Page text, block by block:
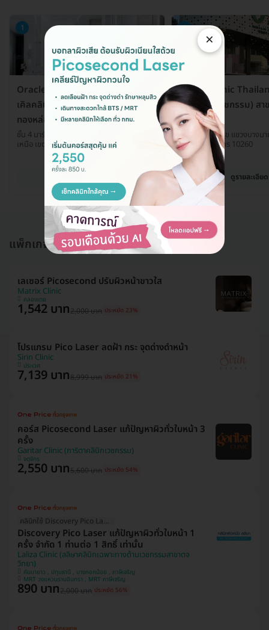
1
Oracle Clinic Thailand (โอรา
เคิลคลินิกเวชกรรม) สาขา
ทองหล่อ
ชั้น 4 มาร์เช่ 150 ถ. ทองหล่อ แขวงคลองตัน
เหนือ เขตวัฒนา กรุงเทพมหานคร 10110
2
Oracle Clinic
เคิลคลินิกเวชกรรม) สา
อุดมสุข
152 ซ. 5 อุดมสุข แขวงบางน
กรุงเทพมหานคร 10260
ดูรายละเอียด
แพ็กเกจอื่นใน โปรแกรมทำ Pico Laser
เลเซอร์ Picosecond ปรับผิวหน้าขาวใส
Matrix Clinic
คลองเตย
1,542 บาท2,000 บาท ประหยัด 23%
โปรแกรม Pico Laser ลดฝ้า กระ จุดด่างดำหน้า
Sirin Clinic
ประเวศ
7,139 บาท8,999 บาท ประหยัด 21%
คอร์ส Picosecond Laser แก้ปัญหาผิวทั่วใบหน้า 3
ครั้ง
Garitar Clinic (การิตาคลินิกเวชกรรม)
จตุจักร
2,550 บาท5,600 บาท ประหยัด 54%
คลินิกใช้ Discovery Pico Laser
Discovery Pico Laser แก้ปัญหาผิวทั่วใบหน้า 1
ครั้ง จำกัด 1 ท่านต่อ 1 สิทธิ์ เท่านั้น
Laliza Clinic (ลลิษาคลินิกเฉพาะทางด้านเวชกรรมสาขาตจ
วิทยา)
คันนายาว , ปทุมธานี , บางกอกน้อย , ภาษีเจริญ
MRT วงแหวนรามอินทรา , MRT ภาษีเจริญ
890 บาท2,000 บาท ประหยัด 56%
×